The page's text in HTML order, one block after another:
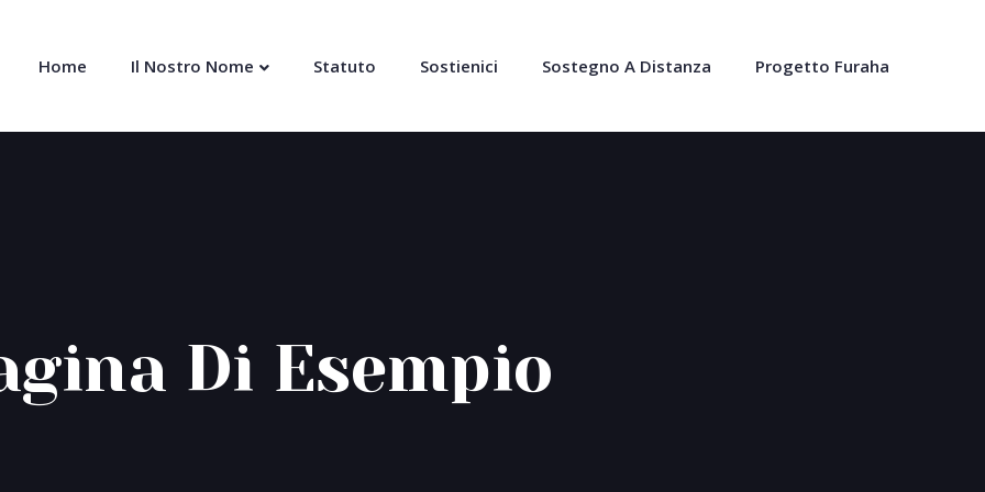
Home Il Nostro Nome Statuto Sostienici Sostegno A Distanza Progetto Furaha
Di Esempio